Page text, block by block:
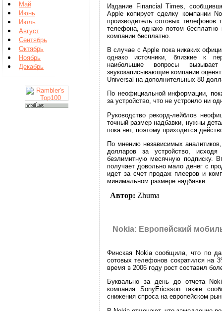
Май
Июнь
Июль
Август
Сентябрь
Октябрь
Ноябрь
Декабрь
Издание Financial Times,
Apple копирует сделку компании
производитель сотовых телефонов
телефона, однако потом бесплатно
компании бесплатно.
В случае с Apple пока никаких
однако источники, близкие к
наибольшие вопросы
звукозаписывающие компании
Universal на дополнительных 80
По неофициальной информации,
за устройство, что не устроило ни
Руководство рекорд-лейблов
точный размер надбавки, нужны
пока нет, поэтому приходится
По мнению независимых
долларов за устройство,
безлимитную месячную подписку.
получает довольно мало денег с
идет за счет продаж плееров и
минимальном размере надбавки.
Автор: Zhuma
Nokia: Европейский
Финская Nokia сообщила, что по
сотовых телефонов сократился на
время в 2006 году рост составил
Буквально за день до отчета
компания SonyEricsson также
снижения спроса на европейском